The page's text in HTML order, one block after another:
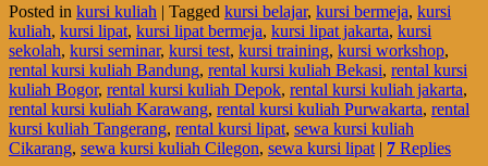
Posted in kursi kuliah | Tagged kursi belajar, kursi bermeja, kursi
kuliah, kursi lipat, kursi lipat bermeja, kursi lipat jakarta, kursi
sekolah, kursi seminar, kursi test, kursi training, kursi workshop,
rental kursi kuliah Bandung, rental kursi kuliah Bekasi, rental kursi
kuliah Bogor, rental kursi kuliah Depok, rental kursi kuliah jakarta,
rental kursi kuliah Karawang, rental kursi kuliah Purwakarta, rental
kursi kuliah Tangerang, rental kursi lipat, sewa kursi kuliah
Cikarang, sewa kursi kuliah Cilegon, sewa kursi lipat | 7 Replies